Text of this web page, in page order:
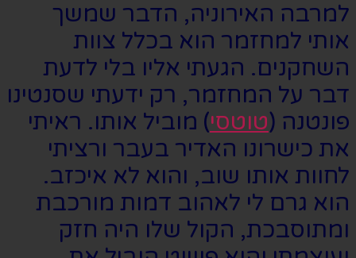
למרבה האירוניה, הדבר שמשך
אותי למחזמר הוא בכלל צוות
השחקנים. הגעתי אליו בלי לדעת
דבר על המחזמר, רק ידעתי שסנטינו
פונטנה (טוטסי) מוביל אותו. ראיתי
את כישרונו האדיר בעבר ורציתי
לחוות אותו שוב, והוא לא איכזב.
הוא גרם לי לאהוב דמות מורכבת
ומתוסבכת, הקול שלו היה חזק